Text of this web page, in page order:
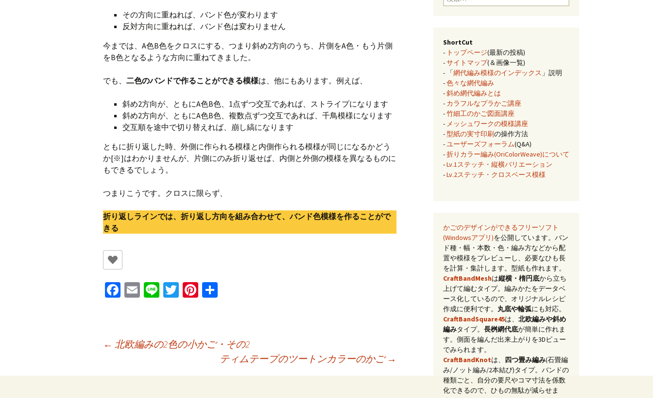
その方向に重ねれば、バンド色が変わります
反対方向に重ねれば、バンド色は変わりません
今までは、A色B色をクロスにする、つまり斜め2方向のうち、片側をA色・もう片側
をB色となるような方向に重ねてきました。
でも、 二色のバンドで作ることができる模様は、他にもあります。例えば、
斜め2方向が、ともにA色B色、1点ずつ交互であれば、ストライプになります
斜め2方向が、ともにA色B色、複数点ずつ交互であれば、千鳥模様になります
交互順を途中で切り替えれば、崩し縞になります
ともに折り返した時、外側に作られる模様と内側作られる模様が同じになるかどう
か[※]はわかりませんが、片側にのみ折り返せば、内側と外側の模様を異なるものに
もできるでしょう。
つまりこうです。クロスに限らず、
折り返しラインでは、折り返し方向を組み合わせて、バンド色模様を作ることがで
きる
Fa
o
o
E
l
Li T
er
Pi
es
t
稿
← 北欧編みの2色の小かご・その2
ティムテープのツートンカラーのかご →
索:
ShortCut
- トップページ(最新の投稿)
-サイトマップ(＆画像一覧)
- 「網代編み模様のインデックス 」説明
-色々な網代編み
-斜め網代編みとは
- カラフルなプラかご講座
-竹細工のかご図面講座
- メッシュワークの模様講座
-型紙の実寸印刷の操作方法
-ユーザーズフォーラム(Q&A)
-折りカラー編み(OriColorWeave)について
-Lv.1ステッチ・縦横バリエーション
-Lv.2ステッチ・クロスベース模様
かごのデザインができるフリーソフト
(Windowsアプリ)を公開しています。バン
ド種・幅・本数・色・編み方などから配
置や模様をプレビューし、必要なひも長
を計算・集計します。型紙も作れます。
CraftBandMeshは縦横・楕円底から立ち
上げて編むタイプ。編みかたをデータベ
ース化しているので、オリジナルレシピ
作成に便利です。 丸底や輪弧にも対応。
CraftBandSquare45は、 北欧編みや斜め
編みタイプ。 長桝網代底が簡単に作れま
す。側面を編んだ出来上がりを3Dビュー
でみられます。
CraftBandKnotは、 四つ畳み編み(石畳編
み/ノット編み/2本結び)タイプ。バンドの
種類ごと、自分の要尺やコマ寸法を係数
化できるので、ひもの無駄が減らせま